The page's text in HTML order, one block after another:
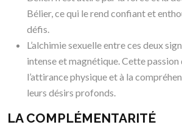
Bélier, ce qui le rend confiant et
défis.
L’alchimie sexuelle entre ces deux
intense et magnétique. Cette passion
l’attirance physique et à la
leurs désirs profonds.
LA COMPLÉMENTARITÉ